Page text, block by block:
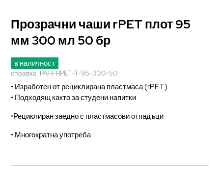
Прозрачни чаши rPET плот 95
мм 300 мл 50 бр
в наличност
справка: PAH-RPET-T-95-300-50
• Изработен от рециклирана пластмаса (rPET)
• Подходящ както за студени напитки
•Рециклиран заедно с пластмасови отпадъци
• Многократна употреба